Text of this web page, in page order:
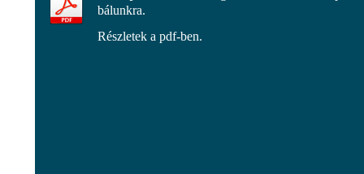
bálunkra.
Részletek a pdf-ben.